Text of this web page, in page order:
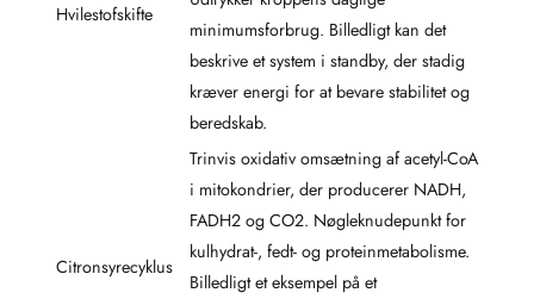
Hvilestofskifte
minimumsforbrug. Billedligt kan det
beskrive et system i standby, der stadig
kræver energi for at bevare stabilitet og
beredskab.
Citronsyrecyklus
Trinvis oxidativ omsætning af acetyl-CoA
i mitokondrier, der producerer NADH,
FADH2 og CO2. Nøgleknudepunkt for
kulhydrat-, fedt- og proteinmetabolisme.
Billedligt et eksempel på et